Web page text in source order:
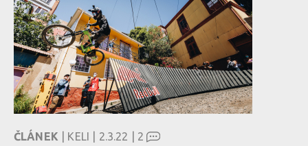
ČLÁNEK | KELI | 2.3.22 | 2